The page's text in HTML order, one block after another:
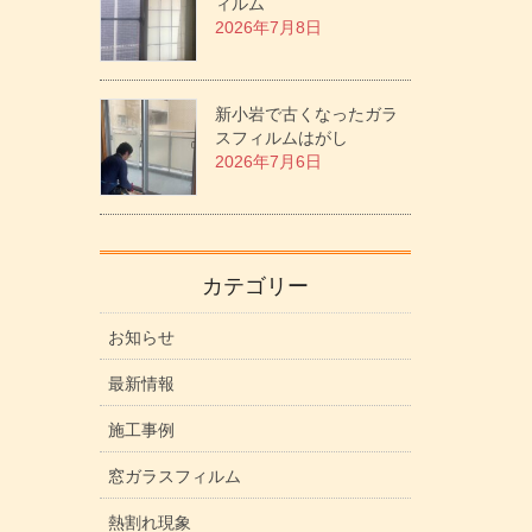
2026年7月8日
新小岩で古くなったガラ
スフィルムはがし
2026年7月6日
カテゴリー
お知らせ
最新情報
施工事例
窓ガラスフィルム
熱割れ現象